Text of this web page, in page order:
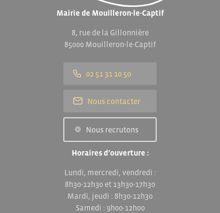
Mairie de Mouilleron-le-Captif
8, rue de la Gillonnière
85000 Mouilleron-le-Captif
02 51 31 10 50
Nous contacter
Nous recrutons
Horaires d’ouverture :
Lundi, mercredi, vendredi :
8h30-12h30 et 13h30-17h30
Mardi, jeudi : 8h30-12h30
Samedi : 9h00-12h00